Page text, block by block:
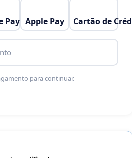
Pay Apple Pay Cartão de
para continuar.